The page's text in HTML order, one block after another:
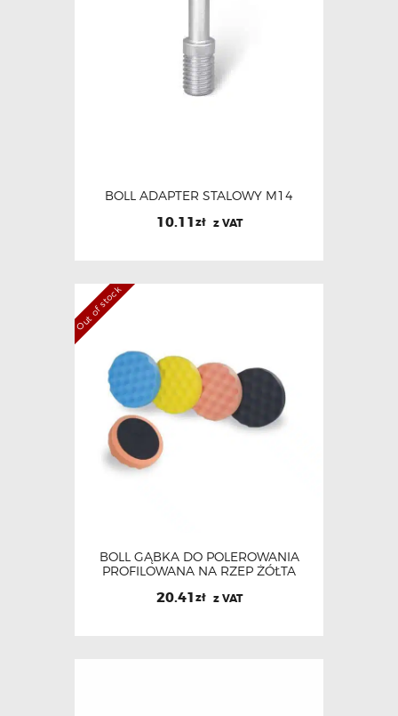
BOLL ADAPTER STALOWY M14
10.11zł z VAT
Out of stock
BOLL GĄBKA DO POLEROWANIA
PROFILOWANA NA RZEP ŻÓŁTA
20.41zł z VAT